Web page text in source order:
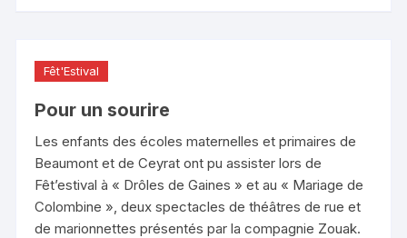
Fêt'Estival
Pour un sourire
Les enfants des écoles maternelles et primaires de
Beaumont et de Ceyrat ont pu assister lors de
Fêt’estival à « Drôles de Gaines » et au « Mariage de
Colombine », deux spectacles de théâtres de rue et
de marionnettes présentés par la compagnie Zouak.